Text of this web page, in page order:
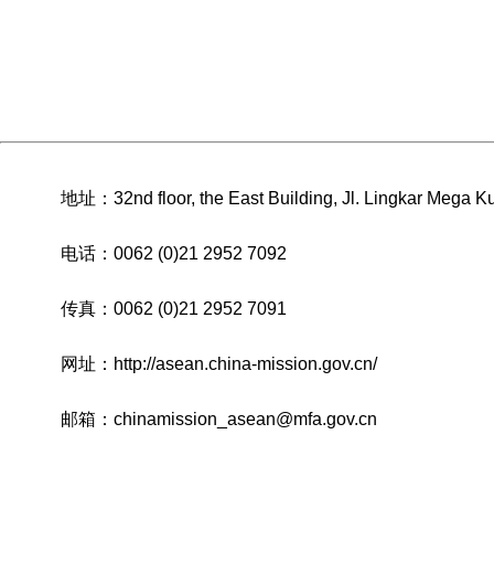
地址：32nd floor, the East Building, Jl. Lingkar Mega
电话：0062 (0)21 2952 7092
传真：0062 (0)21 2952 7091
网址： http://asean.china-mission.gov.cn/
邮箱：chinamission_asean@mfa.gov.cn